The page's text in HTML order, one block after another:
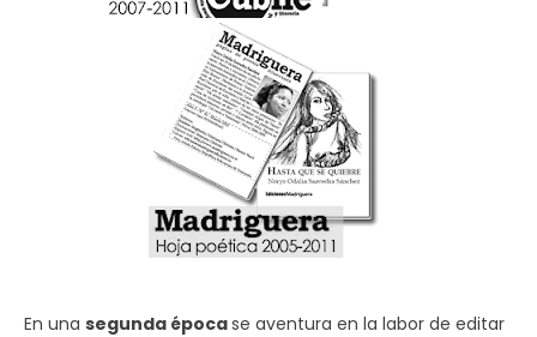
En una segunda épocase aventura en la labor de editar